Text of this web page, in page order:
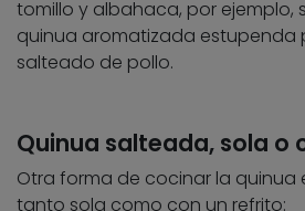
tomillo y albahaca, por ejemplo,
quinua aromatizada estupenda
salteado de pollo.
Quinua salteada, sola o
Otra forma de cocinar la quinua
tanto sola como con un refrito: